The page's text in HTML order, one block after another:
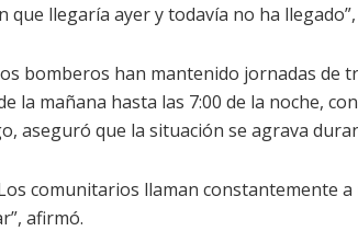
que llegaría ayer y todavía no ha
bomberos han mantenido jornadas de
la mañana hasta las 7:00 de la noche,
aseguró que la situación se agrava
comunitarios llaman constantemente
afirmó.